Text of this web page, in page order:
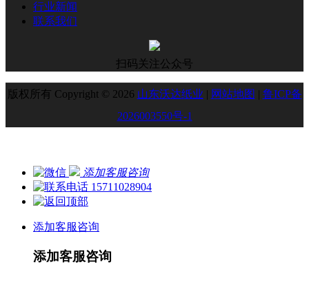
行业新闻
联系我们
扫码关注公众号
版权所有 Copyright © 2026 山东沃达纸业 | 网站地图 | 鲁ICP备
2026003550号-1
添加客服咨询
15711028904
添加客服咨询
添加客服咨询